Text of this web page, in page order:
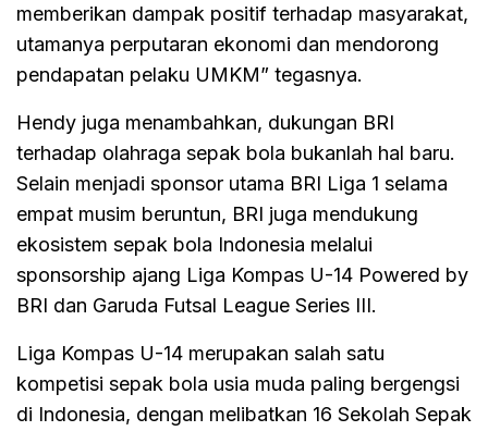
memberikan dampak positif terhadap masyarakat,
utamanya perputaran ekonomi dan mendorong
pendapatan pelaku UMKM” tegasnya.
Hendy juga menambahkan, dukungan BRI
terhadap olahraga sepak bola bukanlah hal baru.
Selain menjadi sponsor utama BRI Liga 1 selama
empat musim beruntun, BRI juga mendukung
ekosistem sepak bola Indonesia melalui
sponsorship ajang Liga Kompas U-14 Powered by
BRI dan Garuda Futsal League Series III.
Liga Kompas U-14 merupakan salah satu
kompetisi sepak bola usia muda paling bergengsi
di Indonesia, dengan melibatkan 16 Sekolah Sepak